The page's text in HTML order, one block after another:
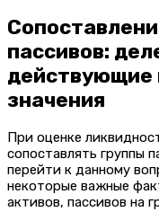
пассивов:
действующие
значения
При оценке
сопоставлять группы
перейти к данному
некоторые важные
активов, пассивов на